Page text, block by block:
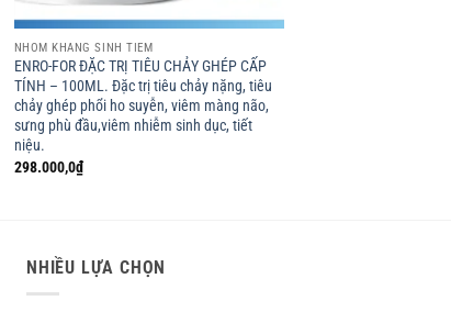
NHÓM KHÁNG SINH TIÊM
ENRO-FOR ĐẶC TRỊ TIÊU CHẢY GHÉP CẤP
TÍNH – 100ML. Đặc trị tiêu chảy nặng, tiêu
chảy ghép phổi ho suyễn, viêm màng não,
sưng phù đầu,viêm nhiễm sinh dục, tiết
niệu.
298.000,0₫
NHIỀU LỰA CHỌN